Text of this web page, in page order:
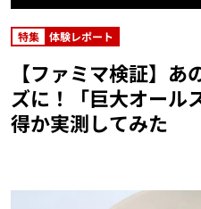
特集 体験レポート
【ファミマ検証】
ズに！「巨大オール
得か実測してみた